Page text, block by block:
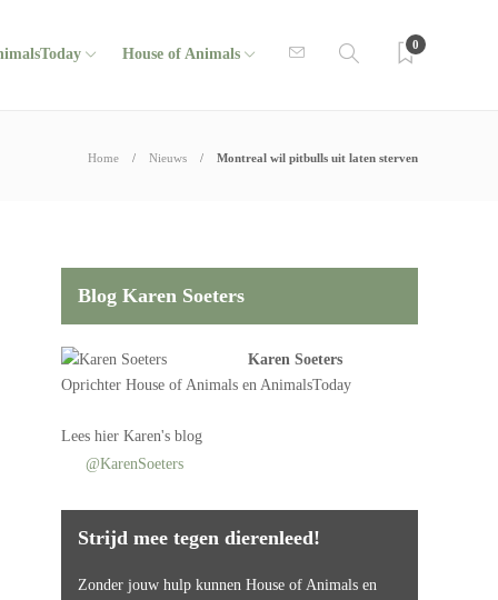
House of Animals
0
Home Nieuws Montreal wil pitbulls uit laten sterven
Blog Karen Soeters
Karen Soeters
OprichterHouse of Animals en AnimalsToday
Leeshier Karen's blog
@KarenSoeters
Strijd mee tegen dierenleed!
Zonder jouw hulp kunnen House of Animals en